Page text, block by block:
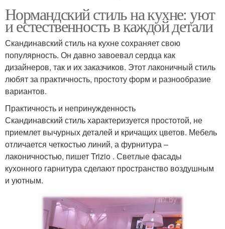
Нормандский стиль на кухне: уют
и естественность в каждой детали
Скандинавский стиль на кухне сохраняет свою
популярность. Он давно завоевал сердца как
дизайнеров, так и их заказчиков. Этот лаконичный стиль
любят за практичность, простоту форм и разнообразие
вариантов.
Практичность и непринужденность
Скандинавский стиль характеризуется простотой, не
приемлет вычурных деталей и кричащих цветов. Мебель
отличается четкостью линий, а фурнитура –
лаконичностью, пишет Trizio . Светлые фасады
кухонного гарнитура сделают пространство воздушным
и уютным.